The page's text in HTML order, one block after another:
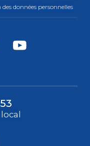
données personnelles